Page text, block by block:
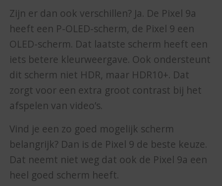
Zijn er dan ook verschillen? Ja. De Pixel 9a
heeft een P-OLED-scherm, de Pixel 9 een
OLED-scherm. Dat laatste scherm heeft een
iets betere kleurweergave. Ook ondersteunt
dit scherm niet HDR, maar HDR10+. Dat
zorgt voor een extra groot contrast bij het
afspelen van video’s.
Vind je een zo goed mogelijk scherm
belangrijk? Dan is de Pixel 9 de beste keuze.
Dat neemt niet weg dat ook de Pixel 9a een
heel goed scherm heeft.